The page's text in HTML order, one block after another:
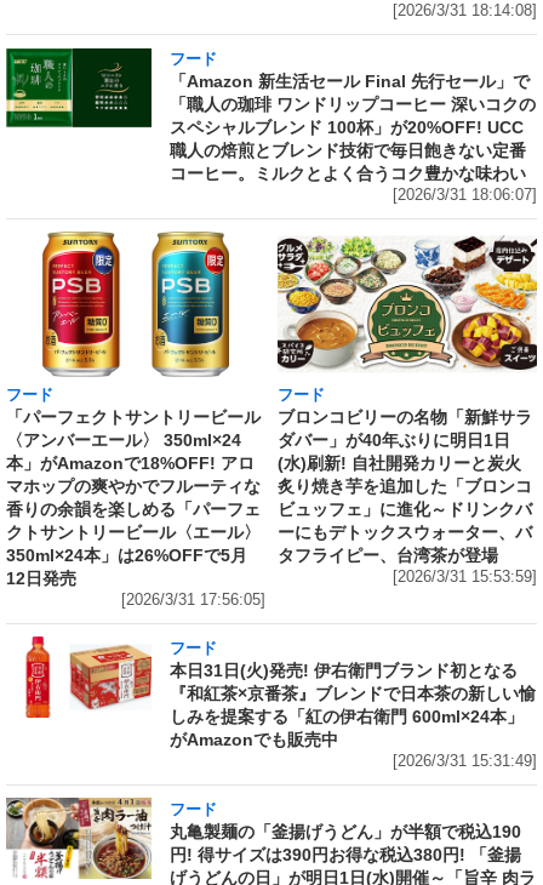
[2026/3/31 18:14:08]
フード
「Amazon 新生活セール Final 先行セール」で
「職人の珈琲 ワンドリップコーヒー 深いコクの
スペシャルブレンド 100杯」が20%OFF! UCC
職人の焙煎とブレンド技術で毎日飽きない定番
コーヒー。ミルクとよく合うコク豊かな味わい
[2026/3/31 18:06:07]
フード
「パーフェクトサントリービール
〈アンバーエール〉 350ml×24
本」がAmazonで18%OFF! アロ
マホップの爽やかでフルーティな
香りの余韻を楽しめる「パーフェ
クトサントリービール〈エール〉
350ml×24本」は26%OFFで5月
12日発売
[2026/3/31 17:56:05]
フード
ブロンコビリーの名物「新鮮サラ
ダバー」が40年ぶりに明日1日
(水)刷新! 自社開発カリーと炭火
炙り焼き芋を追加した「ブロンコ
ビュッフェ」に進化～ドリンクバ
ーにもデトックスウォーター、バ
タフライピー、台湾茶が登場
[2026/3/31 15:53:59]
フード
本日31日(火)発売! 伊右衛門ブランド初となる
『和紅茶×京番茶』ブレンドで日本茶の新しい愉
しみを提案する「紅の伊右衛門 600ml×24本」
がAmazonでも販売中
[2026/3/31 15:31:49]
フード
丸亀製麺の「釜揚げうどん」が半額で税込190
円! 得サイズは390円お得な税込380円! 「釜揚
げうどんの日」が明日1日(水)開催～「旨辛 肉ラ